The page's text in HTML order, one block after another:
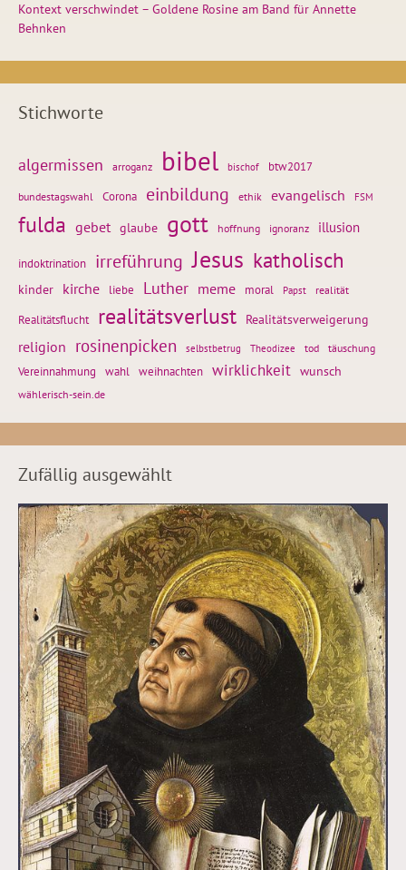
Kontext verschwindet – Goldene Rosine am Band für Annette
Behnken
Stichworte
algermissen arroganz bibel bischof btw2017
bundestagswahl Corona einbildung ethik evangelisch FSM
fulda gebet glaube gott hoffnung ignoranz illusion
indoktrination irreführung Jesus katholisch
kinder kirche liebe Luther meme moral Papst realität
Realitätsflucht realitätsverlust Realitätsverweigerung
religion rosinenpicken selbstbetrug Theodizee tod täuschung
Vereinnahmung wahl weihnachten wirklichkeit wunsch
wählerisch-sein.de
Zufällig ausgewählt